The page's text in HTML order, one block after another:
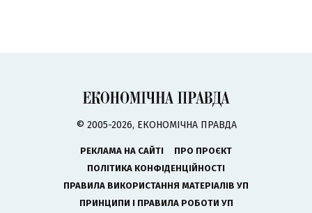
© 2005-2026, ЕКОНОМІЧНА ПРАВДА
РЕКЛАМА НА САЙТІ
ПРО ПРОЄКТ
ПОЛІТИКА КОНФІДЕНЦІЙНОСТІ
ПРАВИЛА ВИКОРИСТАННЯ МАТЕРІАЛІВ УП
ПРИНЦИПИ І ПРАВИЛА РОБОТИ УП